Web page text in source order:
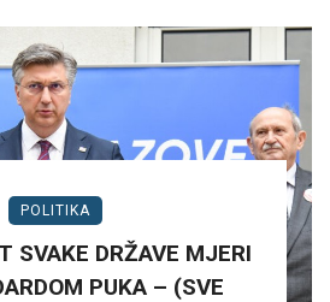
POLITIKA
SVAKE DRŽAVE MJERI
PUKA – (SVE